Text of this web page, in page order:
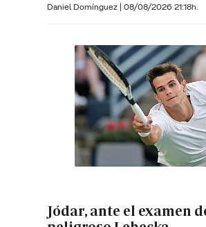
Daniel Domínguez | 08/08/2026 21:18h.
Jódar, ante el examen